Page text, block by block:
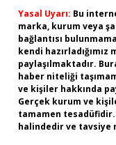
Yasal Uyarı: Bu
marka, kurum veya
bağlantısı
kendi hazırladığımız
paylaşılmaktadır.
haber niteliği
ve kişiler hakkında
Gerçek kurum ve
tamamen
halindedir ve tavsiye